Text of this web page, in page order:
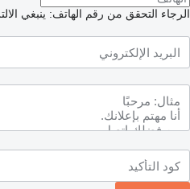
الرجاء التحقق من رقم الهاتف: ينبغي